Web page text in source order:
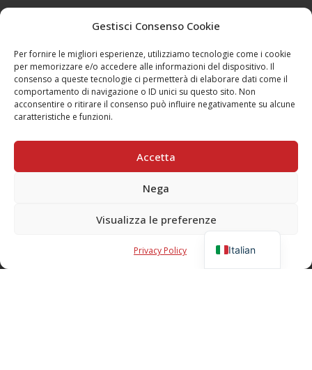
Gestisci Consenso Cookie
Per fornire le migliori esperienze, utilizziamo tecnologie come i cookie
per memorizzare e/o accedere alle informazioni del dispositivo. Il
consenso a queste tecnologie ci permetterà di elaborare dati come il
comportamento di navigazione o ID unici su questo sito. Non
acconsentire o ritirare il consenso può influire negativamente su alcune
caratteristiche e funzioni.
Accetta
Nega
Visualizza le preferenze
Privacy Policy
ABOUT
Sostieni il Teatro
PRIVACY
Privacy Policy
CONTATTI
PEC:atg@pec.teatrogiovani.com
Sede Jesi
Italian